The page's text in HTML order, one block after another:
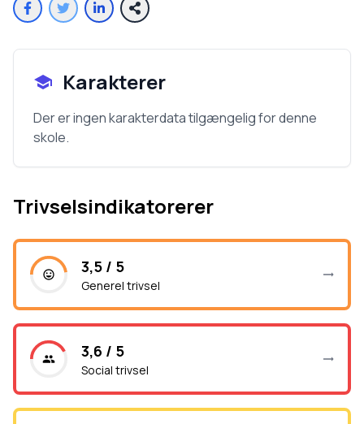
Karakterer
Der er ingen karakterdata tilgængelig for denne
skole.
Trivselsindikatorerer
3,5 / 5
Generel trivsel
3,6 / 5
Social trivsel